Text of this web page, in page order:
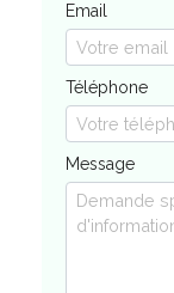
Email
Téléphone
Message